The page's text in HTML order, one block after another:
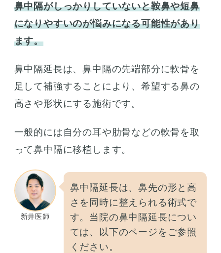
鼻中隔がしっかりしていないと鞍鼻や短鼻
になりやすいのが悩みになる可能性があり
ます。
鼻中隔延長は、鼻中隔の先端部分に軟骨を
足して補強することにより、希望する鼻の
高さや形状にする施術です。
一般的には自分の耳や肋骨などの軟骨を取
って鼻中隔に移植します。
新井医師
鼻中隔延長は、鼻先の形と高
さを同時に整えられる術式で
す。当院の鼻中隔延長につい
ては、以下のページをご参照
ください。